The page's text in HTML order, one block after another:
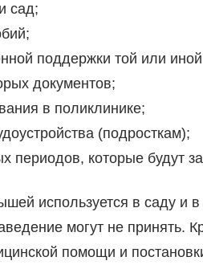
сад;
поддержки той или
документов;
в поликлинике;
(подросткам);
периодов, которые будут
используется в саду
могут не принять.
помощи и